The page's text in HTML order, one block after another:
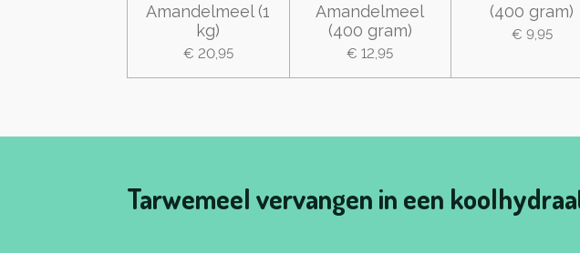
Amandelmeel (1
kg)
€ 20,95
Amandelmeel
(400 gram)
€ 12,95
(400 gram)
€ 9,95
Tarwemeel vervangen in een